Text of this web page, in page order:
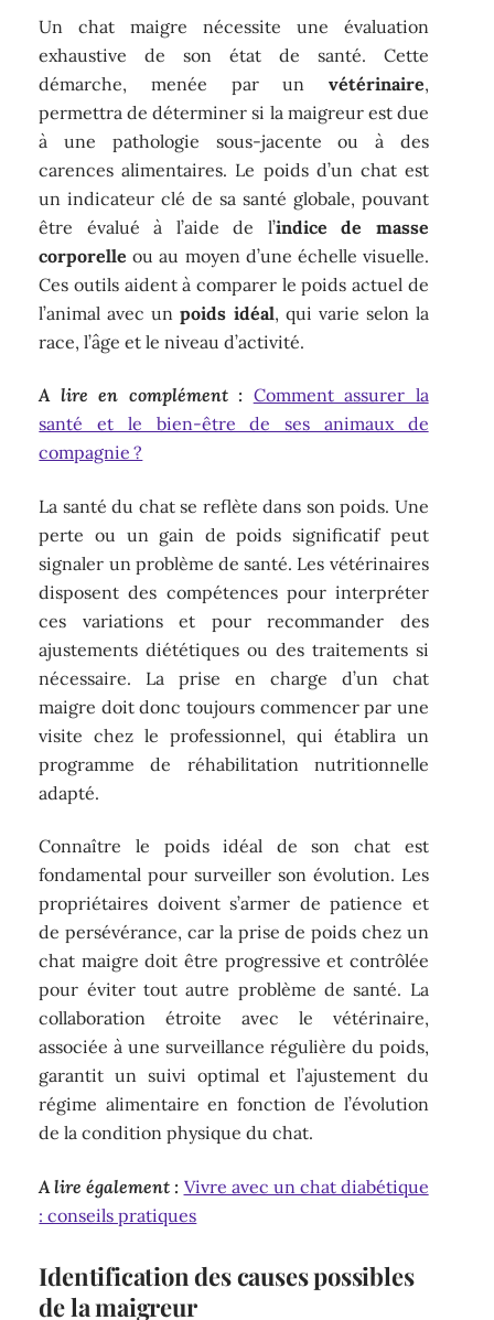
Un chat maigre nécessite une évaluation
exhaustive de son état de santé. Cette
démarche, menée par un vétérinaire,
permettra de déterminer si la maigreur est due
à une pathologie sous-jacente ou à des
carences alimentaires. Le poids d’un chat est
un indicateur clé de sa santé globale, pouvant
être évalué à l’aide de l’indice de masse
corporelle ou au moyen d’une échelle visuelle.
Ces outils aident à comparer le poids actuel de
l’animal avec unpoids idéal, qui varie selon la
race, l’âge et le niveau d’activité.
A lire en complément : Comment assurer la
santé et le bien-être de ses animaux de
compagnie ?
La santé du chat se reflète dans son poids. Une
perte ou un gain de poids significatif peut
signaler un problème de santé. Les vétérinaires
disposent des compétences pour interpréter
ces variations et pour recommander des
ajustements diététiques ou des traitements si
nécessaire. La prise en charge d’un chat
maigre doit donc toujours commencer par une
visite chez le professionnel, qui établira un
programme de réhabilitation nutritionnelle
adapté.
Connaître le poids idéal de son chat est
fondamental pour surveiller son évolution. Les
propriétaires doivent s’armer de patience et
de persévérance, car la prise de poids chez un
chat maigre doit être progressive et contrôlée
pour éviter tout autre problème de santé. La
collaboration étroite avec le vétérinaire,
associée à une surveillance régulière du poids,
garantit un suivi optimal et l’ajustement du
régime alimentaire en fonction de l’évolution
de la condition physique du chat.
A lire également : Vivre avec un chat diabétique
: conseils pratiques
Identification des causes possibles
de la maigreur